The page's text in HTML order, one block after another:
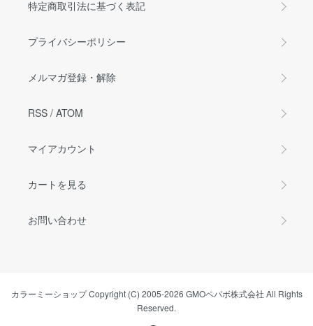
特定商取引法に基づく表記
プライバシーポリシー
メルマガ登録・解除
RSS / ATOM
マイアカウント
カートを見る
お問い合わせ
カラーミーショップCopyright (C) 2005-2026 GMOペパボ株式会社 All Rights
Reserved.